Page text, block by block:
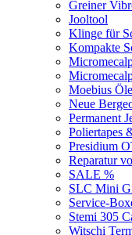
Greiner
Jooltool
Klinge für
Kompakte
Moebius
Neue
Permanent
Poliertapes
Presidium
Reparatur
SALE %
SLC Mini
Service-
Stemi 305
Witschi